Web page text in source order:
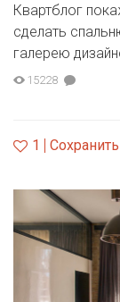
Квартблог
сделать
галерею
15228
1